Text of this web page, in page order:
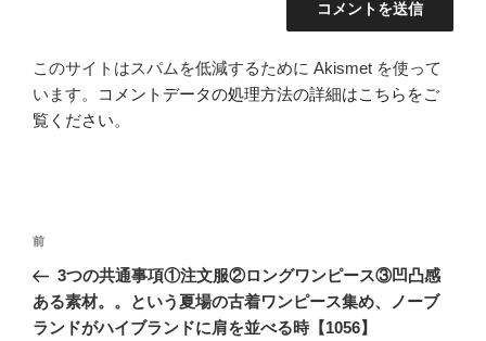
このサイトはスパムを低減するために Akismet を使って
います。
コメントデータの処理方法の詳細はこちらをご
覧ください。
投
ナ
ビ
前
の
投
稿
前
3つの共通事項①注文服②ロングワンピース③凹凸感
ある素材。。という夏場の古着ワンピース集め、ノーブ
ランドがハイブランドに肩を並べる時【1056】